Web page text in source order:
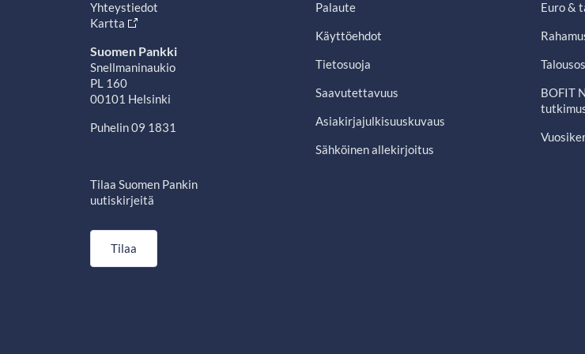
Yhteystiedot
Kartta
Suomen Pankki
Snellmaninaukio
PL 160
00101 Helsinki
Puhelin 09 1831
Tilaa Suomen Pankin
uutiskirjeitä
Tilaa
Palaute
Käyttöehdot
Tietosuoja
Saavutettavuus
Asiakirjajulkisuuskuvaus
Sähköinen allekirjoitus
Euro &
BOFIT